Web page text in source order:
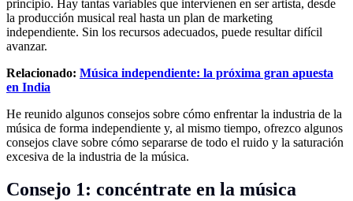
principio. Hay tantas variables que intervienen en ser artista, desde
la producción musical real hasta un plan de marketing
independiente. Sin los recursos adecuados, puede resultar difícil
avanzar.
Relacionado: Música independiente: la próxima gran apuesta
en India
He reunido algunos consejos sobre cómo enfrentar la industria de la
música de forma independiente y, al mismo tiempo, ofrezco algunos
consejos clave sobre cómo separarse de todo el ruido y la saturación
excesiva de la industria de la música.
Consejo 1: concéntrate en la música